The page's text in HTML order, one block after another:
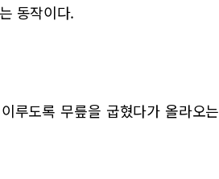
동작이다.
루도록 무릎을 굽혔다가 올라오는